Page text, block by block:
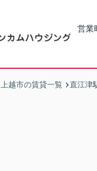
営業
上越市の賃貸一覧 直江津